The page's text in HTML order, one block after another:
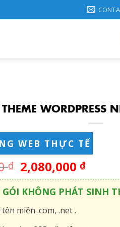
THEME WORDPRESS
WEB THỰC TẾ
₫ 2,080,000₫
GÓI KHÔNG PHÁT SINH
miền .com, .net .